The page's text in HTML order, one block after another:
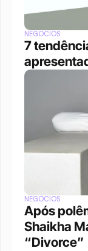
NEGÓCIOS
7
NEGÓCIOS
Após
Shaikha
“Divorce”